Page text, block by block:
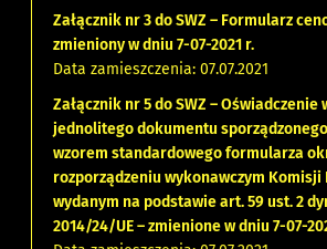
Załącznik nr 3 do SWZ – Formularz
zmieniony w dniu 7-07-2021 r.
Data zamieszczenia: 07.07.2021
Załącznik nr 5 do SWZ – Oświadczenie
jednolitego dokumentu
wzorem standardowego formularza
rozporządzeniu wykonawczym
wydanym na podstawie art. 59 ust. 2
2014/24/UE – zmienione w dniu 7-07-